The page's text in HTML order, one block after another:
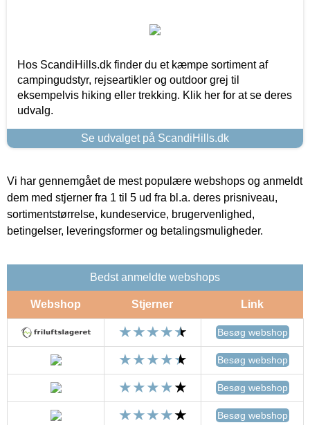
Hos ScandiHills.dk finder du et kæmpe sortiment af
campingudstyr, rejseartikler og outdoor grej til
eksempelvis hiking eller trekking. Klik her for at se deres
udvalg.
Se udvalget på ScandiHills.dk
Vi har gennemgået de mest populære webshops og anmeldt
dem med stjerner fra 1 til 5 ud fra bl.a. deres prisniveau,
sortimentstørrelse, kundeservice, brugervenlighed,
betingelser, leveringsformer og betalingsmuligheder.
Bedst anmeldte webshops
Webshop Stjerner Link
Besøg webshop
Besøg webshop
Besøg webshop
Besøg webshop